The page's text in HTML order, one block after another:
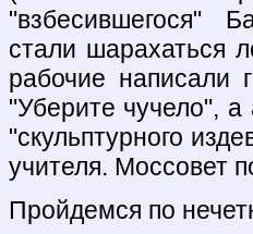
"взбесившегося"
стали шарахаться
рабочие написали
"Уберите чучело",
"скульптурного
учителя. Моссовет
Пройдемся по